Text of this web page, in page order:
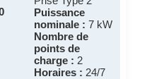
Puissance
nominale : 7 kW
Nombre de
points de
charge : 2
Horaires : 24/7